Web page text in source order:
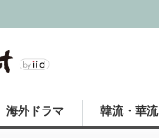
海外ドラマ 韓流・華流